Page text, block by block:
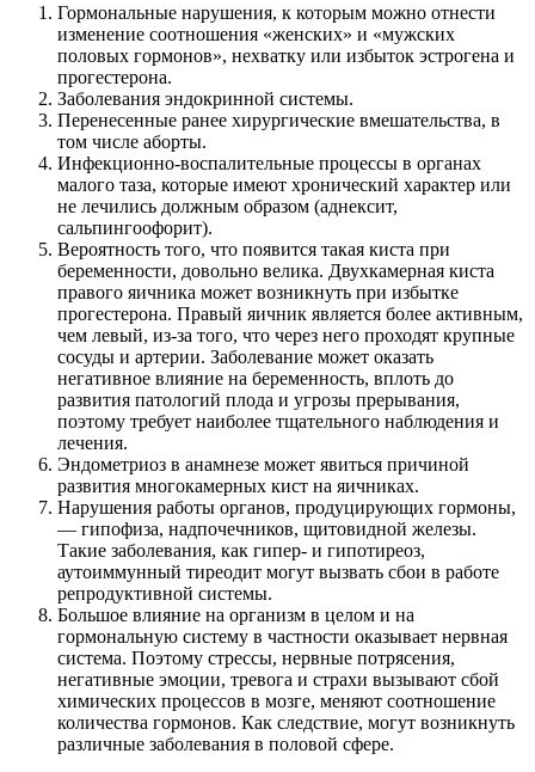
Гормональные нарушения, к которым можно отнести
изменение соотношения «женских» и «мужских
половых гормонов», нехватку или избыток эстрогена и
прогестерона.
Заболевания эндокринной системы.
Перенесенные ранее хирургические вмешательства, в
том числе аборты.
Инфекционно-воспалительные процессы в органах
малого таза, которые имеют хронический характер или
не лечились должным образом (аднексит,
сальпингоофорит).
Вероятность того, что появится такая киста при
беременности, довольно велика. Двухкамерная киста
правого яичника может возникнуть при избытке
прогестерона. Правый яичник является более активным,
чем левый, из-за того, что через него проходят крупные
сосуды и артерии. Заболевание может оказать
негативное влияние на беременность, вплоть до
развития патологий плода и угрозы прерывания,
поэтому требует наиболее тщательного наблюдения и
лечения.
Эндометриоз в анамнезе может явиться причиной
развития многокамерных кист на яичниках.
Нарушения работы органов, продуцирующих гормоны,
— гипофиза, надпочечников, щитовидной железы.
Такие заболевания, как гипер- и гипотиреоз,
аутоиммунный тиреодит могут вызвать сбои в работе
репродуктивной системы.
Большое влияние на организм в целом и на
гормональную систему в частности оказывает нервная
система. Поэтому стрессы, нервные потрясения,
негативные эмоции, тревога и страхи вызывают сбой
химических процессов в мозге, меняют соотношение
количества гормонов. Как следствие, могут возникнуть
различные заболевания в половой сфере.